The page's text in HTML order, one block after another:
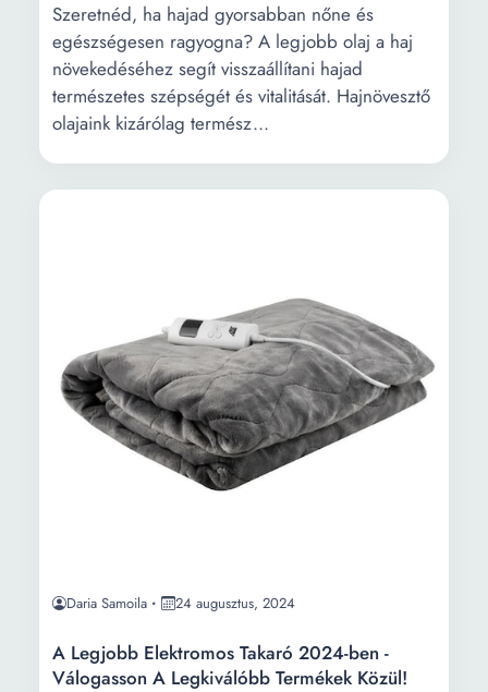
Szeretnéd, ha hajad gyorsabban nőne és
egészségesen ragyogna? A legjobb olaj a haj
növekedéséhez segít visszaállítani hajad
természetes szépségét és vitalitását. Hajnövesztő
olajaink kizárólag termész...
Daria Samoila 24 augusztus, 2024
A Legjobb Elektromos Takaró 2024-ben -
Válogasson A Legkiválóbb Termékek Közül!